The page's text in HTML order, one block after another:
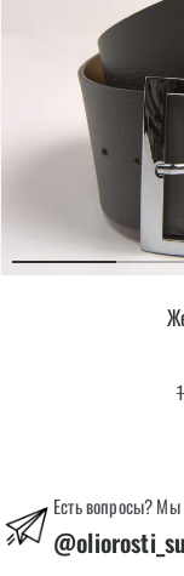
Есть вопросы?